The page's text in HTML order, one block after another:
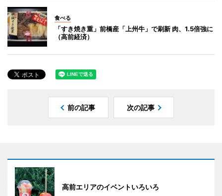
食べる
「すき焼き重」前橋産「上州牛」で刷新 肉、1.5倍強に
（高前経済）
前の記事 次の記事
高前エリアのイベントいろいろ